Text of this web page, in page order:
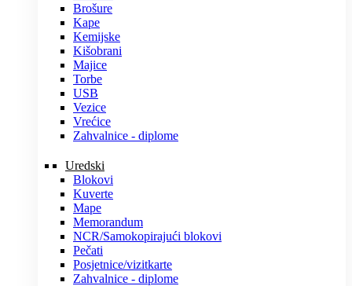
Brošure
Kape
Kemijske
Kišobrani
Majice
Torbe
USB
Vezice
Vrećice
Zahvalnice - diplome
Uredski
Blokovi
Kuverte
Mape
Memorandum
NCR/Samokopirajući blokovi
Pečati
Posjetnice/vizitkarte
Zahvalnice - diplome